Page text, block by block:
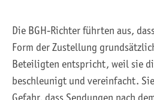
Die BGH-Richter führten aus,
Form der Zustellung
Beteiligten entspricht, weil sie
beschleunigt und vereinfacht.